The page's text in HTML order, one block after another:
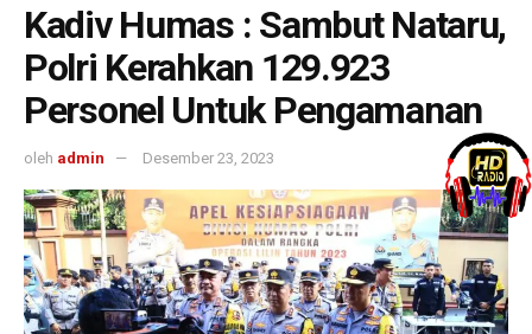
Kadiv Humas : Sambut Nataru,
Polri Kerahkan 129.923
Personel Untuk Pengamanan
oleh admin Desember 23, 2023